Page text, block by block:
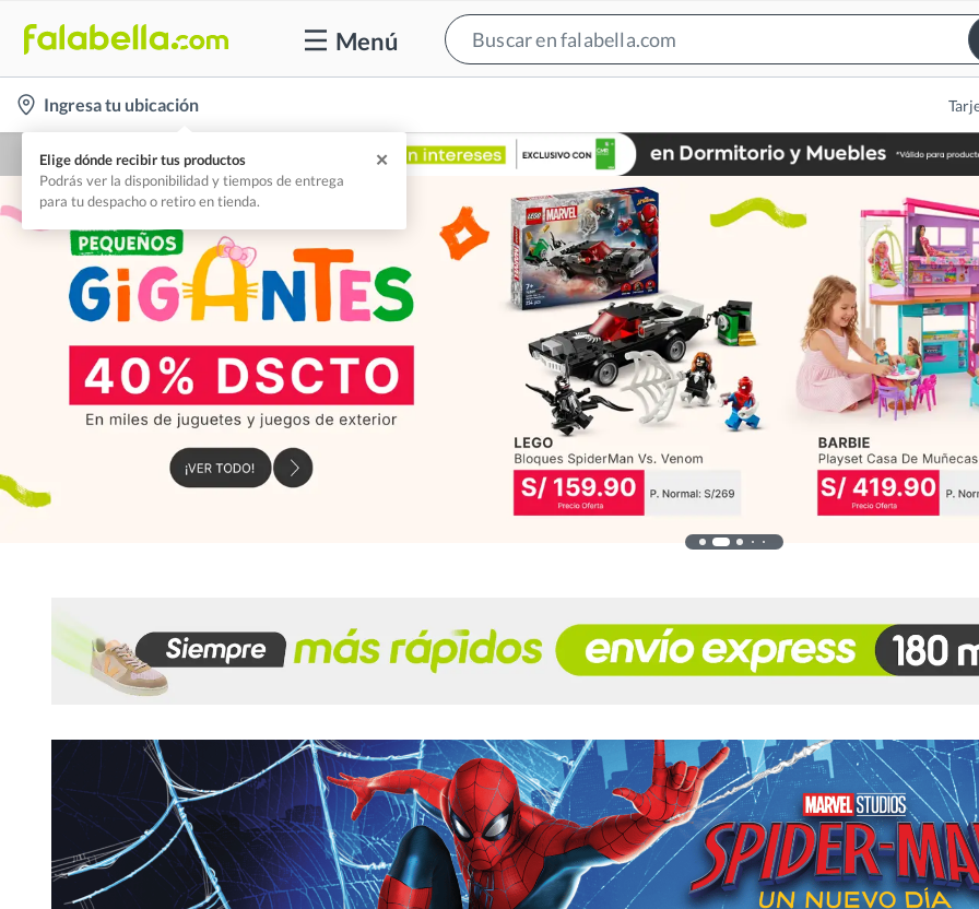
Menú
Bar
location-
icon
Ingresa tu ubicación
Elige dónde recibir tus productos
Podrás ver la disponibilidad y tiempos de entrega
para tu despacho o retiro en tienda.
✕